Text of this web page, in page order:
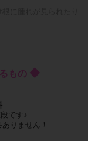
もの ◆
です♪
りません！